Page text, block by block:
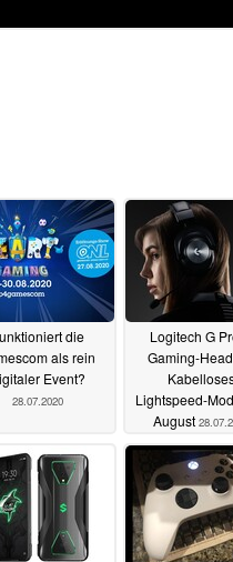
die
als rein
Event?
28.07.2020
Logitech G
Gaming-
Lightspeed-
August